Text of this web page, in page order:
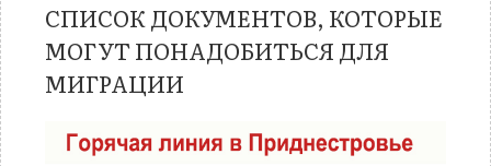
СПИСОК ДОКУМЕНТОВ, КОТОРЫЕ
МОГУТ ПОНАДОБИТЬСЯ ДЛЯ
МИГРАЦИИ